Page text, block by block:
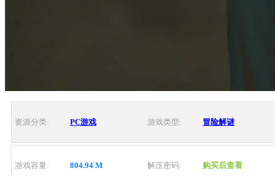
资源分类: PC游戏 游戏类型: 冒险解谜
游戏容量: 804.94 M 解压密码: 购买后查看